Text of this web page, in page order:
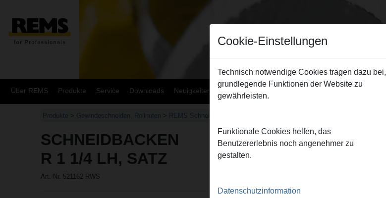
Über REMS Produkte Service Downloads Neuigkeiten Sitemap
Produkte > Gewindeschneiden, Rollnuten > REMS Schneidbacken für Gewindeschneidkluppen
SCHNEIDBACKEN
R 1 1/4 LH, SATZ
Art.-Nr. 521162 RWS
Cookie-Einstellungen
Technisch notwendige Cookies tragen dazu bei,
grundlegende Funktionen der Website zu
gewährleisten.
Funktionale Cookies helfen, das
Benutzererlebnis noch angenehmer zu
gestalten.
Datenschutzinformation